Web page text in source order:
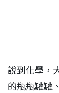
說到化學，
的瓶瓶罐罐